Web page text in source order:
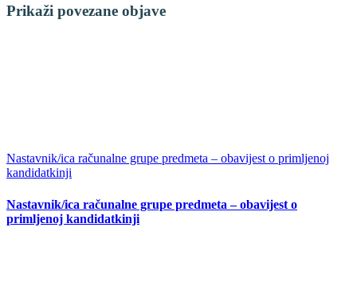
Facebook
X
LinkedIn
WhatsApp
Tumblr
Pinterest
Email:
Prikaži povezane objave
Nastavnik/ica računalne grupe predmeta – obavijest o primljenoj
kandidatkinji
Nastavnik/ica računalne grupe predmeta – obavijest o
primljenoj kandidatkinji